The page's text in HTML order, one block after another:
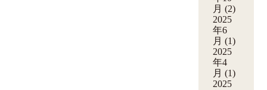
月 (2)
2025
年6
月 (1)
2025
年4
月 (1)
2025